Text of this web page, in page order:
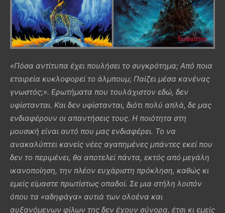
«Πόσα αντίτυπα έχει πουλήσει το συγκρότημα; Από ποια
εταιρεία κυκλοφορεί το άλμπουμ; Παίζει μέσα κανένας
γνωστός;». Ερωτήματα που τουλάχιστον εδώ, δεν
υφίστανται. Και δεν υφίστανται, διότι πολύ απλά, δε μας
ενδιαφέρουν οι απαντήσεις τους. Η ποιότητα στη
μουσική είναι αυτό που μας ενδιαφέρει. Το να
ανακαλύπτει κανείς νέες αγαπημένες μπάντες εκεί που
δεν το περιμένει, θα αποτελεί πάντα, εκτός από μεγάλη
ικανοποίηση, την πλέον ευχάριστη πρόκληση, καθώς κι
εμείς είμαστε πρωτίστως οπαδοί. Σε μια στήλη λοιπόν
όπου τα «αδηφάγα» αυτιά των ολοένα και
αυξανόμενων φίλων της δεν έχουν σύνορα, έτσι κι εμείς